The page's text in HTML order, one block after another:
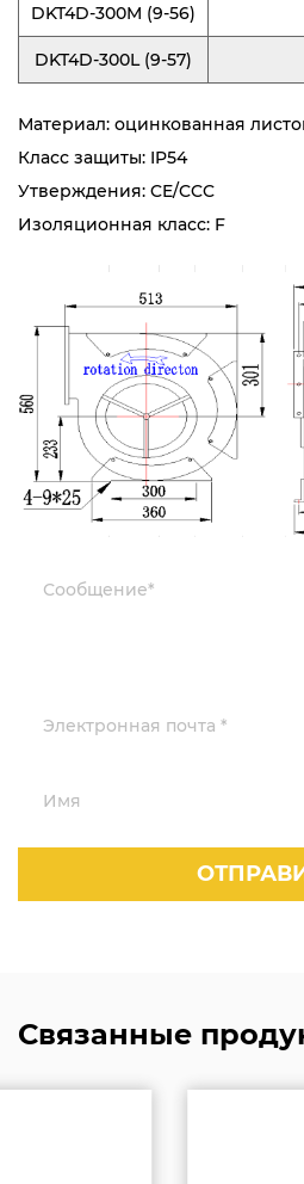
DKT4D-300M (9-56)
DKT4D-300L (9-57)
Материал: оцинкованная
Класс защиты: IP54
Утверждения: CE/CCC
Изоляционная класс: F
Связанные